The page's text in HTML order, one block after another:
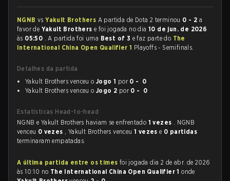
NGNB vsYakult Brothers A partida de Dota 2 terminou 0 - 2 a
favor de Yakult Brotherse foi jogada no dia10 de jun. de 2026
às 05:50 . A partida foi uma Best of 3 e faz parte do The
International China Open Qualifier 1 Playoffs - Semifinals.
Detalhes da partida
Yakult Brothers venceu o Jogo 1 por 0 - 0
Yakult Brothers venceu o Jogo 2 por 0 - 0
Estatísticas Head-to-head
NGNB e Yakult Brothers haviam se enfrentado 1 vezes . NGNB
venceu 0 vezes , Yakult Brothers venceu1 vezese 0 partidas
terminaram empatadas.
A última partida entre os times foi jogada dia 2 de abr. de 2026
às 10:10 no The International China Open Qualifier 1onde